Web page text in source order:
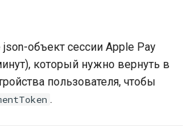
объект сессии Apple Pay
который нужно вернуть в
пользователя, чтобы
.